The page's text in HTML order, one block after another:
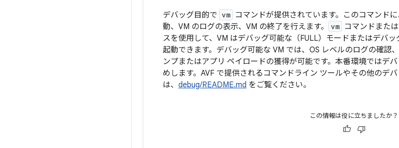
デバッグ目的で vm コマンドが提供されています。このコマンド
動、VM のログの表示、VM の終了を行えます。
vm コマンドまた
スを使用して、VM はデバッグ可能な（FULL）モードまたはデバ
起動できます。デバッグ可能な VM では、OS レベルのログの確認
ンプまたはアプリ ペイロードの獲得が可能です。本番環境ではデ
めします。AVF で提供されるコマンドライン ツールやその他のデ
は、 debug/README.md をご覧ください。
この情報は役に立ちましたか？